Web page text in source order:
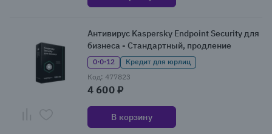
Антивирус Kaspersky Endpoint Security для
бизнеса - Стандартный, продление
0·0·12
Кредит для юрлиц
Код: 477823
4 600 ₽
В корзину